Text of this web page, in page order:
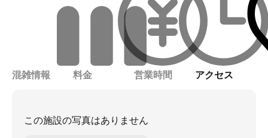
混雑情報 料金 営業時間 アクセス
この施設の写真はありません